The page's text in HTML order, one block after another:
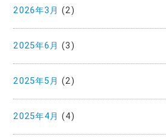
2026年3月 (2)
2025年6月 (3)
2025年5月 (2)
2025年4月 (4)